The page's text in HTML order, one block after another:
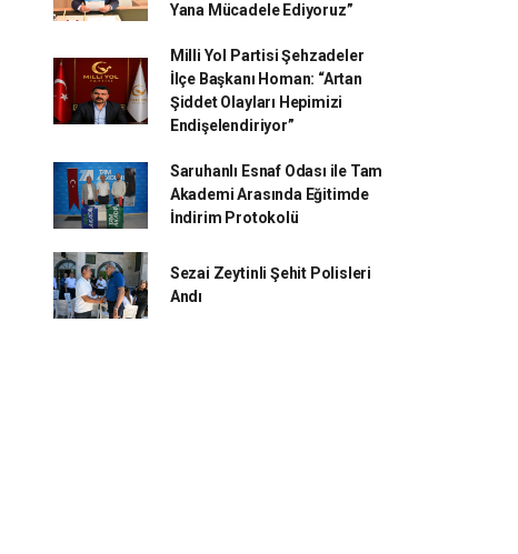
Yana Mücadele Ediyoruz”
Milli Yol Partisi Şehzadeler
İlçe Başkanı Homan: “Artan
Şiddet Olayları Hepimizi
Endişelendiriyor”
Saruhanlı Esnaf Odası ile Tam
Akademi Arasında Eğitimde
İndirim Protokolü
Sezai Zeytinli Şehit Polisleri
Andı